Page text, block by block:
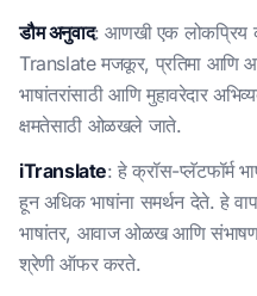
डौम अनुवाद: आणखी एक लोकप्रिय
Translate मजकूर, प्रतिमा आणि
भाषांतरांसाठी आणि मुहावरेदार
क्षमतेसाठी ओळखले जाते.
iTranslate: हे क्रॉस-प्लॅटफॉर्म
हून अधिक भाषांना समर्थन देते. हे
भाषांतर, आवाज ओळख आणि संभाषण
श्रेणी ऑफर करते.